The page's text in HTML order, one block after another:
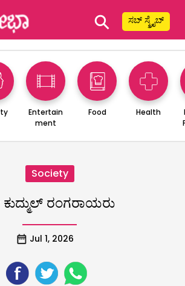
⚲ ಸಬ್ ಸ್ಕ್ರೈಬ್
Entertain
ment
Food Health
Society
ಕುದ್ಮುಲ್ ರಂಗರಾಯರು
Jul 1, 2026